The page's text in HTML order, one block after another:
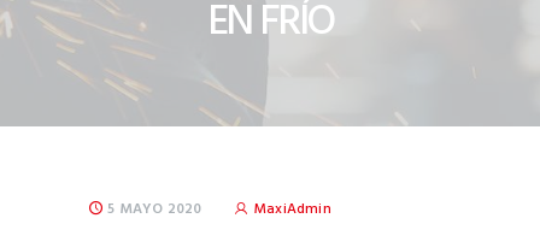
EN FRÍO
5 MAYO 2020 MaxiAdmin